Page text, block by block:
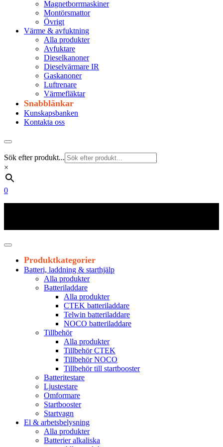
Magnetborrmaskiner
Montörsmattor
Övrigt
Värme & avfuktning
Alla produkter
Avfuktare
Dieselkanoner
Dieselvärmare IR
Gaskanoner
Luftrenare
Värmefläktar
Snabblänkar
Kunskapsbanken
Kontakta oss
Sök efter produkt...
×
0
Produktkategorier
Batteri, laddning & starthjälp
Alla produkter
Batteriladdare
Alla produkter
CTEK batteriladdare
Telwin batteriladdare
NOCO batteriladdare
Tillbehör
Alla produkter
Tillbehör CTEK
Tillbehör NOCO
Tillbehör till startbooster
Batteritestare
Ljustestare
Omformare
Startbooster
Startvagn
El & arbetsbelysning
Alla produkter
Batterier alkaliska